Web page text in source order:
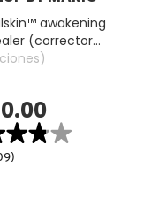
awakening
(corrector
que cubre)